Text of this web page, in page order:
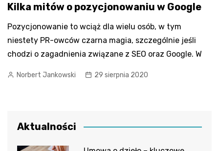
Kilka mitów o pozycjonowaniu w Google
Pozycjonowanie to wciąż dla wielu osób, w tym
niestety PR-owców czarna magia, szczególnie jeśli
chodzi o zagadnienia związane z SEO oraz Google. W
Norbert Jankowski 29 sierpnia 2020
Aktualności